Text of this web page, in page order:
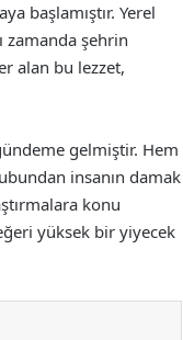
başlamıştır. Yerel
zamanda şehrin
alan bu lezzet,
gelmiştir. Hem
insanın damak
konu
yüksek bir yiyecek